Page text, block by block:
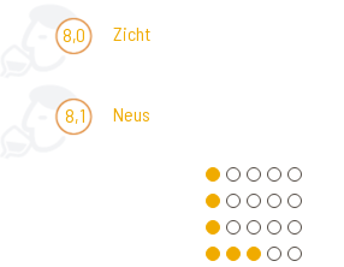
8,0 Zicht
8,1 Neus